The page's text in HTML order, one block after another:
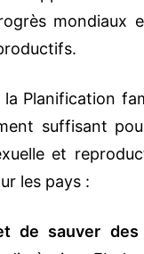
mondiaux
Planification
suffisant
et
les pays :
de sauver des